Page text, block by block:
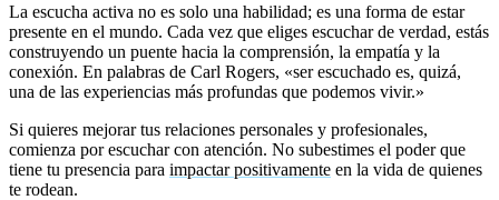
La escucha activa no es solo una habilidad; es una forma de estar
presente en el mundo. Cada vez que eliges escuchar de verdad, estás
construyendo un puente hacia la comprensión, la empatía y la
conexión. En palabras de Carl Rogers, «ser escuchado es, quizá,
una de las experiencias más profundas que podemos vivir.»
Si quieres mejorar tus relaciones personales y profesionales,
comienza por escuchar con atención. No subestimes el poder que
tiene tu presencia para impactar positivamente en la vida de quienes
te rodean.